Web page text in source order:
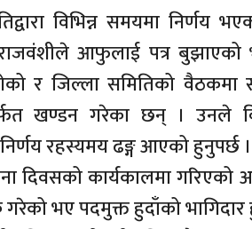
विभिन्न समयमा निर्णय
आफुलाई पत्र बुझाएको
र जिल्ला समितिको
खण्डन गरेका छन् । उनले
रहस्यमय ढङ्ग आएको हुनुपर्छ
दिवसको कार्यकालमा गरिएको
गरेको भए पदमुक्त हुदाँको